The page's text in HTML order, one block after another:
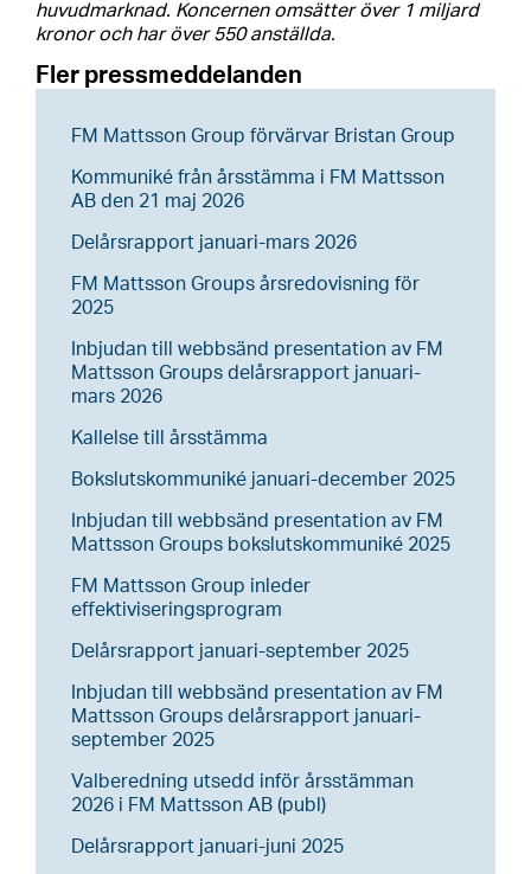
huvudmarknad. Koncernen omsätter över 1 miljard
kronor och har över 550 anställda.
Fler pressmeddelanden
FM Mattsson Group förvärvar Bristan Group
Kommuniké från årsstämma i FM Mattsson
AB den 21 maj 2026
Delårsrapport januari-mars 2026
FM Mattsson Groups årsredovisning för
2025
Inbjudan till webbsänd presentation av FM
Mattsson Groups delårsrapport januari-
mars 2026
Kallelse till årsstämma
Bokslutskommuniké januari-december 2025
Inbjudan till webbsänd presentation av FM
Mattsson Groups bokslutskommuniké 2025
FM Mattsson Group inleder
effektiviseringsprogram
Delårsrapport januari-september 2025
Inbjudan till webbsänd presentation av FM
Mattsson Groups delårsrapport januari-
september 2025
Valberedning utsedd inför årsstämman
2026 i FM Mattsson AB (publ)
Delårsrapport januari-juni 2025